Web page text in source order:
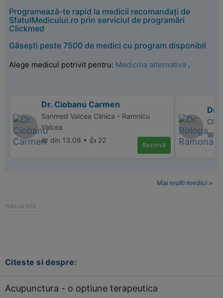
Programează-te rapid la medicii recomandați de
SfatulMedicului.ro prin serviciul de programări
Clickmed
Găsești peste 7500 de medici cu program disponibil
Alege medicul potrivit pentru: Medicina alternativa .
Dr. Ciobanu Carmen
Sanmed Valcea Clinica - Ramnicu
Valcea
📅 din 13.08 • 👍 22
Rezervă
Dr.
📅
Mai multi medici >
Citeste si despre:
Acupunctura - o optiune terapeutica